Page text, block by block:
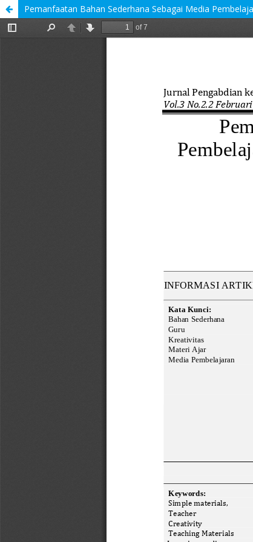
Pemanfaatan Bahan Sederhana Sebagai Media